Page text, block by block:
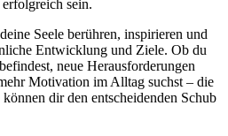
sein.
Seele berühren, inspirieren und
Entwicklung und Ziele. Ob du
neue Herausforderungen
Motivation im Alltag suchst – die
dir den entscheidenden Schub